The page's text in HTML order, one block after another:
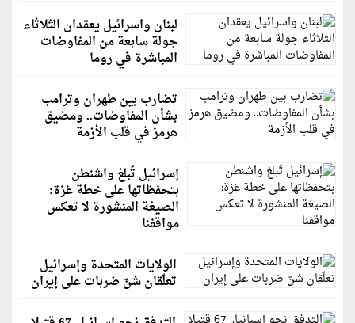
لبنان واسرائيل يعقدان الثلاثاء
جولة سابعة من المفاوضات
المباشرة في روما
تضارب بين طهران وترامب
بشأن المفاوضات.. ومضيق
هرمز في قلب الأزمة
إسرائيل تُبلغ واشنطن
بتحفظاتها على خطة غزة:
الصيغة المنشورة لا تعكس
مواقفنا
الولايات المتحدة وإسرائيل
تعلّقان شنّ ضربات على إيران